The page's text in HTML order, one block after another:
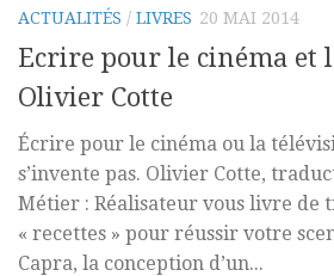
ACTUALITÉS / LIVRES 20 MAI 2014
Ecrire pour le cinéma et
Olivier Cotte
Écrire pour le cinéma ou la
s’invente pas. Olivier Cotte,
Métier : Réalisateur vous livre de
« recettes » pour réussir votre
Capra, la conception d’un...